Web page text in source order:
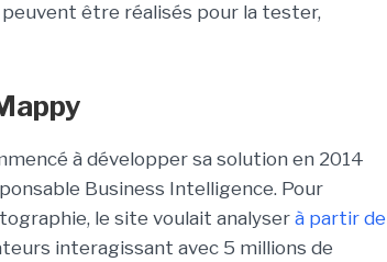
peuvent être réalisés pour la tester,
à développer sa solution en 2014
Business Intelligence. Pour
le site voulait analyser à partir de
interagissant avec 5 millions de